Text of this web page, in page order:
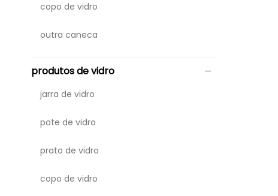
copo de vidro
outra caneca
produtos de vidro
jarra de vidro
pote de vidro
prato de vidro
copo de vidro